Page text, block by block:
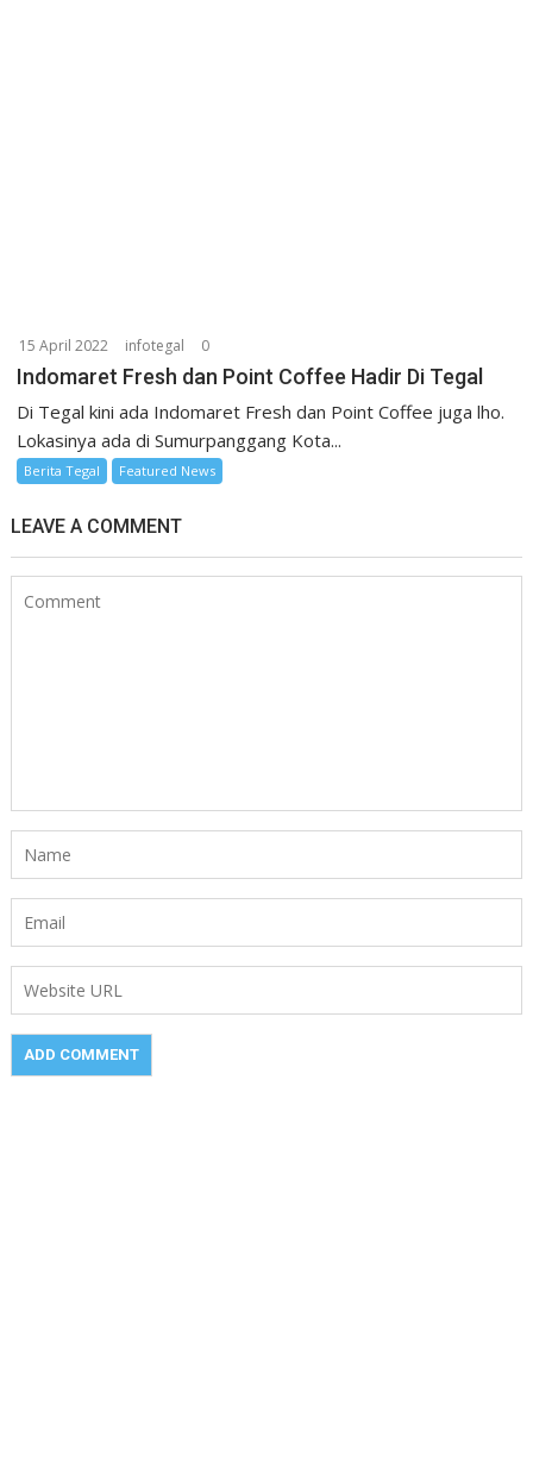
15 April 2022 infotegal 0
Indomaret Fresh dan Point Coffee Hadir Di Tegal
Di Tegal kini ada Indomaret Fresh dan Point Coffee juga lho.
Lokasinya ada di Sumurpanggang Kota...
Berita Tegal Featured News
LEAVE A COMMENT